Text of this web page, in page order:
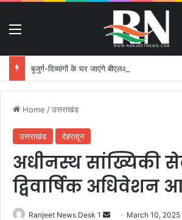
बुजुर्ग-दिव्यांगों के घर जाएंगे बीएलओ, करेंगे नोटिसों का
Home /उत्तराखंड
उत्तराखंड देहरादून
अधीनस्थ सांख्यिकी
द्विवार्षिक अधिवेशन
Ranjeet News Desk 1 March 10, 2025